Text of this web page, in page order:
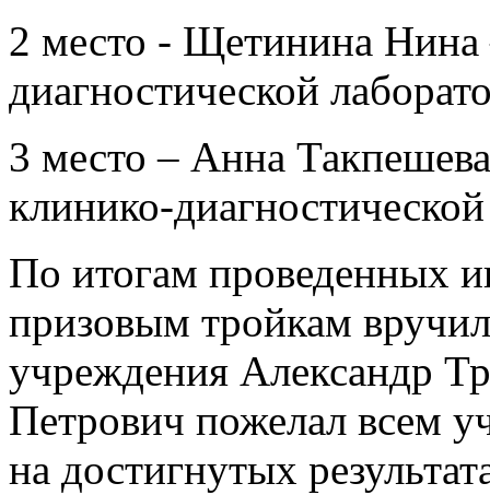
2 место - Щетинина Нина
диагностической
3 место – Анна
клинико-
По итогам проведенных
призовым тройкам
учреждения Александр
Петрович пожелал всем
на достигнутых